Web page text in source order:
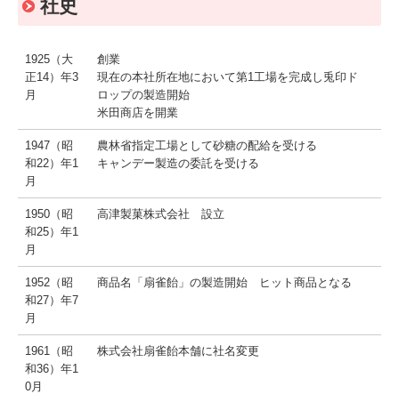
緑茶のど飴
ダイエットココア ブランドサイト
実熟者ですが。ブランドサイト
いたわりプラスブランドサイト
ノンシュガー長命草のど飴ブランドサイト
贅沢なグミ ブランドサイト
ジュースキャンデー ブランドサイト
幻の柑橘 直七シリーズ ブランドサイト
社史
1925（大
正14）年3
月
創業
現在の本社所在地において第1工場を完成し兎印ド
ロップの製造開始
米田商店を開業
1947（昭
和22）年1
月
農林省指定工場として砂糖の配給を受ける
キャンデー製造の委託を受ける
1950（昭
和25）年1
月
高津製菓株式会社 設立
1952（昭
和27）年7
月
商品名「扇雀飴」の製造開始 ヒット商品となる
1961（昭
和36）年1
0月
株式会社扇雀飴本舗に社名変更